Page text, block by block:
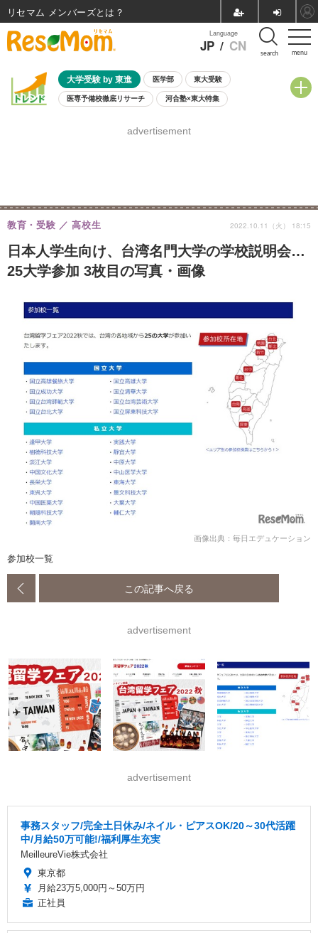
menu
Language
JP / CN search
大学受験 by 東進 医学部 東大受験
医専予備校徹底リサーチ 河合塾×東大特集
8月開催学校説明会・相談会
advertisement
日本人学生向け、台湾名門大学の学校説明会…
25大学参加 3枚目の写真・画像
教育・受験 高校生 2022.10.11（火） 18:15
画像出典：毎日エデュケーション
参加校一覧
この記事へ戻る
advertisement
advertisement
事務スタッフ/完全土日休み/ネイル・ピアスOK/20～30代活躍
中/月給50万可能!/福利厚生充実
MeilleureVie株式会社
東京都
月給23万5,000円～50万円
正社員
リセマム メンバーズ